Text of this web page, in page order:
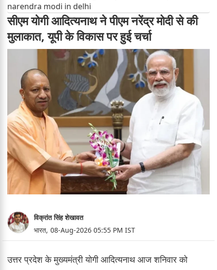
narendra modi in delhi
सीएम योगी आदित्यनाथ ने पीएम नरेंद्र मोदी से की
मुलाकात, यूपी के विकास पर हुई चर्चा
विक्रांत सिंह शेखावत
भारत, 08-Aug-2026 05:55 PM IST
उत्तर प्रदेश के मुख्यमंत्री योगी आदित्यनाथ आज शनिवार को